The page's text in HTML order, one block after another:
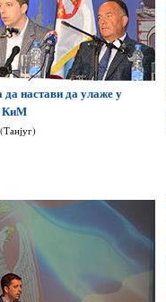
настави да улаже у
КиМ